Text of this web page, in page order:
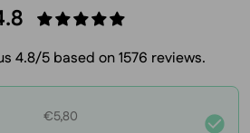
4.8/5 based on 1576 reviews.
€5,80